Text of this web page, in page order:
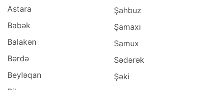
Astara
Babək
Balakən
Bərdə
Beyləqan
Şahbuz
Şamaxı
Samux
Sədərək
Şəki